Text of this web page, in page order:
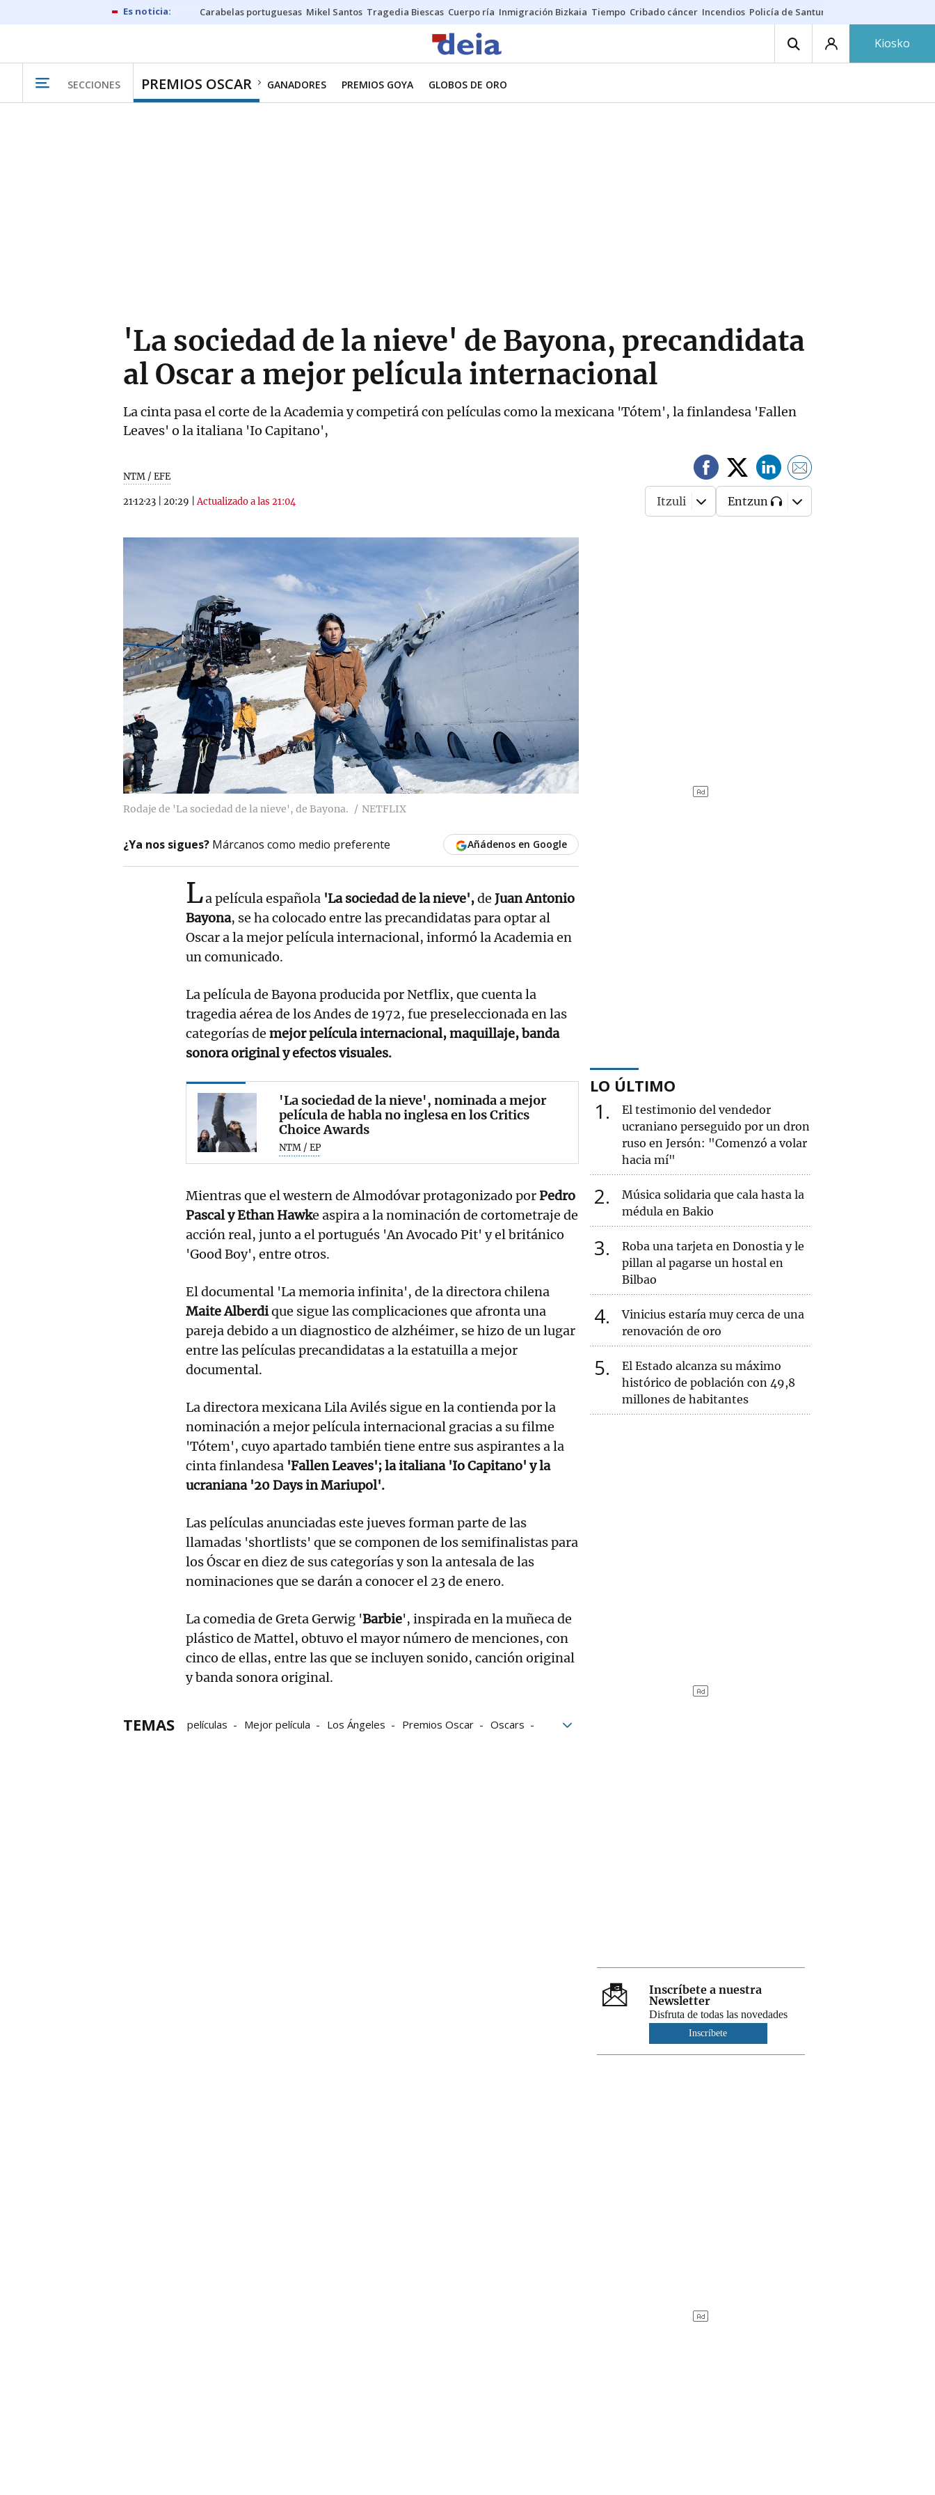
Carabelas portuguesas Mikel Santos Tragedia Biescas Cuerpo ría Inmigración Bizkaia Tiempo Cribado cáncer Incendios Policía de Santurtzi
Kiosko
SECCIONES PREMIOS OSCAR GANADORES PREMIOS GOYA GLOBOS DE ORO
'La sociedad de la nieve' de Bayona, precandidata
al Oscar a mejor película internacional
La cinta pasa el corte de la Academia y competirá con películas como la mexicana 'Tótem', la finlandesa 'Fallen
Leaves' o la italiana 'Io Capitano',
NTM / EFE
21·12·23 20:29 |Actualizado a las 21:04 Itzuli Entzun
Rodaje de 'La sociedad de la nieve', de Bayona. NETFLIX
¿Ya nos sigues? Márcanos como medio preferente Añádenos en Google
La película española 'La sociedad de la nieve',de Juan Antonio
Bayona, se ha colocado entre las precandidatas para optar al
Oscar a la mejor película internacional, informó la Academia en
un comunicado.
La película de Bayona producida por Netflix, que cuenta la
tragedia aérea de los Andes de 1972, fue preseleccionada en las
categorías de mejor película internacional, maquillaje, banda
sonora original y efectos visuales.
'La sociedad de la nieve', nominada a mejor
película de habla no inglesa en los Critics
Choice Awards
NTM / EP
Mientras que el western de Almodóvar protagonizado porPedro
Pascal y Ethan Hawke aspira a la nominación de cortometraje de
acción real, junto a el portugués 'An Avocado Pit' y el británico
'Good Boy', entre otros.
El documental 'La memoria infinita', de la directora chilena
Maite Alberdique sigue las complicaciones que afronta una
pareja debido a un diagnostico de alzhéimer, se hizo de un lugar
entre las películas precandidatas a la estatuilla a mejor
documental.
La directora mexicana Lila Avilés sigue en la contienda por la
nominación a mejor película internacional gracias a su filme
'Tótem', cuyo apartado también tiene entre sus aspirantes a la
cinta finlandesa 'Fallen Leaves'; la italiana 'Io Capitano' y la
ucraniana '20 Days in Mariupol'.
Las películas anunciadas este jueves forman parte de las
llamadas 'shortlists' que se componen de los semifinalistas para
los Óscar en diez de sus categorías y son la antesala de las
nominaciones que se darán a conocer el 23 de enero.
La comedia de Greta Gerwig 'Barbie', inspirada en la muñeca de
plástico de Mattel, obtuvo el mayor número de menciones, con
cinco de ellas, entre las que se incluyen sonido, canción original
y banda sonora original.
TEMAS películas Mejor película Los Ángeles Premios Oscar
Oscars
LO ÚLTIMO
1
El testimonio del vendedor
ucraniano perseguido por un dron
ruso en Jersón: "Comenzó a volar
hacia mí"
2
Música solidaria que cala hasta la
médula en Bakio
3
Roba una tarjeta en Donostia y le
pillan al pagarse un hostal en
Bilbao
4
Vinicius estaría muy cerca de una
renovación de oro
5
El Estado alcanza su máximo
histórico de población con 49,8
millones de habitantes
Inscríbete a nuestra
Newsletter
Disfruta de todas las novedades
Inscríbete